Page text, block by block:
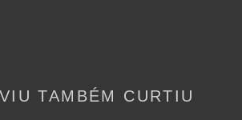
TAMBÉM CURTIU